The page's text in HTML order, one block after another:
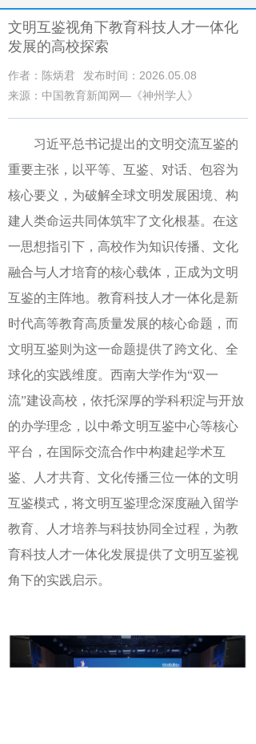
文明互鉴视角下教育科技人才一体化
发展的高校探索
作者：陈炳君
发布时间：2026.05.08
来源：中国教育新闻网—《神州学人》
习近平总书记提出的文明交流互鉴的
重要主张，以平等、互鉴、对话、包容为
核心要义，为破解全球文明发展困境、构
建人类命运共同体筑牢了文化根基。在这
一思想指引下，高校作为知识传播、文化
融合与人才培育的核心载体，正成为文明
互鉴的主阵地。教育科技人才一体化是新
时代高等教育高质量发展的核心命题，而
文明互鉴则为这一命题提供了跨文化、全
球化的实践维度。西南大学作为“双一
流”建设高校，依托深厚的学科积淀与开放
的办学理念，以中希文明互鉴中心等核心
平台，在国际交流合作中构建起学术互
鉴、人才共育、文化传播三位一体的文明
互鉴模式，将文明互鉴理念深度融入留学
教育、人才培养与科技协同全过程，为教
育科技人才一体化发展提供了文明互鉴视
角下的实践启示。